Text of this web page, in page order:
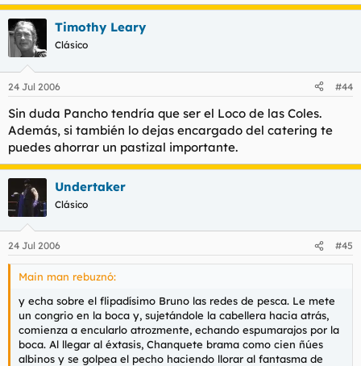
Timothy Leary
Clásico
24 Jul 2006 #44
Sin duda Pancho tendría que ser el Loco de las Coles.
Además, si también lo dejas encargado del catering te
puedes ahorrar un pastizal importante.
Undertaker
Clásico
24 Jul 2006 #45
Main man rebuznó:
y echa sobre el flipadísimo Bruno las redes de pesca. Le mete
un congrio en la boca y, sujetándole la cabellera hacia atrás,
comienza a encularlo atrozmente, echando espumarajos por la
boca. Al llegar al éxtasis, Chanquete brama como cien ñúes
albinos y se golpea el pecho haciendo llorar al fantasma de